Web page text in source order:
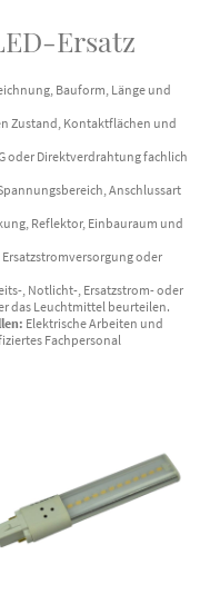
Ersatz
Bauform, Länge und
Zustand, Kontaktflächen und
oder Direktverdrahtung fachlich
Anschlussart
Reflektor, Einbauraum und
Ersatzstromversorgung oder
, Notlicht-, Ersatzstrom- oder
das Leuchtmittel beurteilen.
Elektrische Arbeiten und
Fachpersonal